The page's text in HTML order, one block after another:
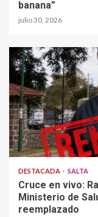
banana”
julio 30, 2026
DESTACADA SALTA
Cruce en vivo:
Ministerio de
reemplazado